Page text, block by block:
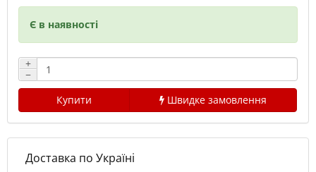
Є в наявності
+
−
Купити
Швидке замовлення
Доставка по Україні